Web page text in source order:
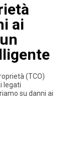
ai
(TCO)
legati
su danni ai